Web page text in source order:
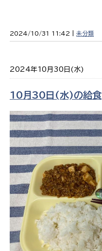
2024/10/31 11:42 | 未分類
2024年10月30日(水)
10月30日(水)の給食